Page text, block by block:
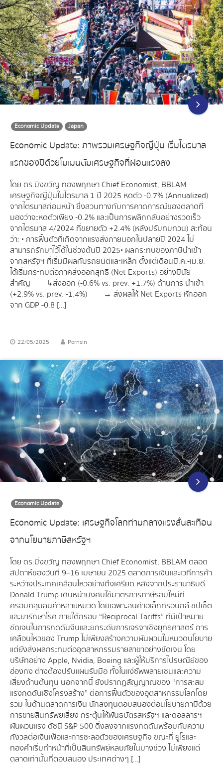
Economic Update Japan
Economic Update: ภาพรวมเศรษฐกิจญี่ปุ่น เริ่มไตรมาส
แรกของปีด้วยโมเมนตัมเศรษฐกิจที่ผ่อนแรงลง
โดย ดร.มิ่งขวัญ ทองพฤกษา Chief Economist, BBLAM
เศรษฐกิจญี่ปุ่นในไตรมาส 1 ปี 2025 หดตัว -0.7% (Annualized)
จากไตรมาสก่อนหน้า ซึ่งสวนทางกับการคาดการณ์ของตลาดที่
มองว่าจะหดตัวเพียง -0.2% และเป็นการพลิกกลับอย่างรวดเร็ว
จากไตรมาส 4/2024 ที่ขยายตัว +2.4% (หลังปรับทบทวน) สะท้อน
ว่า: • การฟื้นตัวที่เกิดจากแรงส่งภายนอกในปลายปี 2024 ไม่
สามารถรักษาไว้ได้ในช่วงต้นปี 2025• ผลกระทบของภาษีนำเข้า
จากสหรัฐฯ ที่เริ่มมีผลกับรถยนต์และเหล็ก ตั้งแต่เดือนมี.ค.-เม.ย.
ได้เริ่มกระทบต่อภาคส่งออกสุทธิ (Net Exports) อย่างมีนัย
สำคัญ ↳ส่งออก (-0.6% vs. prev. +1.7%) ด้านการ นำเข้า
(+2.9% vs. prev. -1.4%) → ส่งผลให้ Net Exports หักออก
จาก GDP -0.8 […]
22/05/2025 Pornsin
Economic Update
Economic Update: เศรษฐกิจโลกท่ามกลางแรงสั่นสะเทือน
จากนโยบายภาษีสหรัฐฯ
โดย ดร.มิ่งขวัญ ทองพฤกษา Chief Economist, BBLAM ตลอด
สัปดาห์ของวันที่ 9–16 เมษายน 2025 ตลาดการเงินและเวทีการค้า
ระหว่างประเทศเคลื่อนไหวอย่างตึงเครียด หลังจากประธานาธิบดี
Donald Trump เดินหน้าบังคับใช้มาตรการภาษีรอบใหม่ที่
ครอบคลุมสินค้าหลายหมวด โดยเฉพาะสินค้าอิเล็กทรอนิกส์ ชิปเซ็ต
และยารักษาโรค ภายใต้กรอบ “Reciprocal Tariffs” ที่มีเป้าหมาย
ชัดเจนในการกดดันจีนและยกระดับการเจรจาเชิงยุทธศาสตร์ การ
เคลื่อนไหวของ Trump ไม่เพียงสร้างความผันผวนในหมวดนโยบาย
แต่ยังส่งผลกระทบต่ออุตสาหกรรมรายสาขาอย่างชัดเจน โดย
บริษัทอย่าง Apple, Nvidia, Boeing และผู้ให้บริการไปรษณีย์ของ
ฮ่องกง ต่างต้องปรับแผนรับมือ ทั้งในแง่ซัพพลายเชนและความ
เสี่ยงด้านต้นทุน นอกจากนี้ ยังปรากฏสัญญาณของ “การสะสม
แรงกดดันเชิงโครงสร้าง” ต่อการฟื้นตัวของอุตสาหกรรมโลกโดย
รวม ในด้านตลาดการเงิน นักลงทุนตอบสนองต่อนโยบายภาษีด้วย
การขายสินทรัพย์เสี่ยง กระตุ้นให้พันธบัตรสหรัฐฯ และดอลลาร์ฯ
ผันผวนแรง ดัชนี S&P 500 ดิ่งลงจากแรงกดดันพร้อมกับความ
กังวลต่อเงินเฟ้อและการชะลอตัวของเศรษฐกิจ ขณะที่ ยูโรและ
ทองคำเริ่มทำหน้าที่เป็นสินทรัพย์หลบภัยในบางช่วง ไม่เพียงแต่
ตลาดเท่านั้นที่ตอบสนอง ประเทศต่างๆ […]